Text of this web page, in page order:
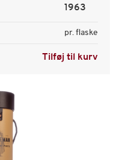
1963
pr. flaske
Tilføj til kurv